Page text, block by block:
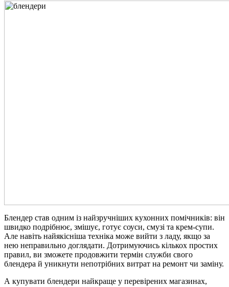
Блендер став одним із найзручніших кухонних помічників: він
швидко подрібнює, змішує, готує соуси, смузі та крем-супи.
Але навіть найякісніша техніка може вийти з ладу, якщо за
нею неправильно доглядати. Дотримуючись кількох простих
правил, ви зможете продовжити термін служби свого
блендера й уникнути непотрібних витрат на ремонт чи заміну.
А купувати блендери найкраще у перевірених магазинах,